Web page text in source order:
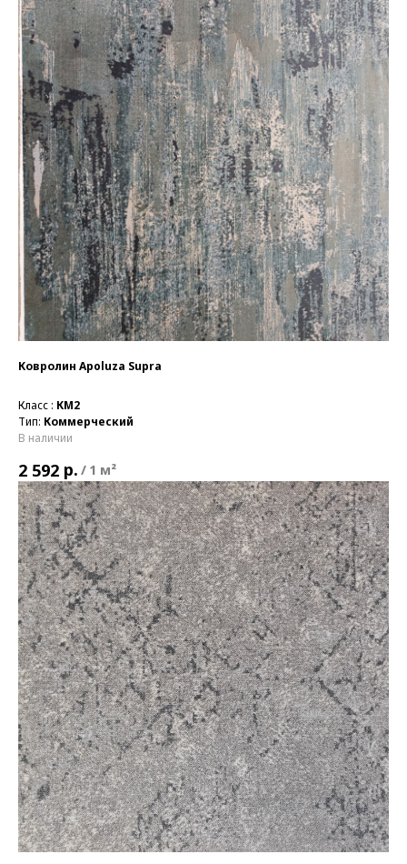
Ковролин Apoluza Supra
Класс : КМ2
Тип: Коммерческий
В наличии
2 592 р. / 1 м²